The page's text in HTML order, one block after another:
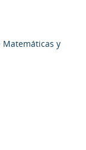
Matemáticas y